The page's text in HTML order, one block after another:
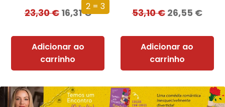
2 = 3
23,30€ 16,31€
Adicionar ao
carrinho
53,10€ 26,55 €
Adicionar ao
carrinho